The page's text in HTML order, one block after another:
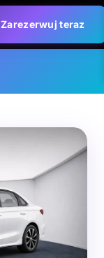
Zarezerwuj teraz